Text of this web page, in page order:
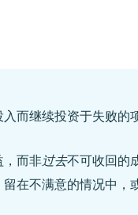
而继续投资于失败的
，而非过去不可收回的
留在不满意的情况中